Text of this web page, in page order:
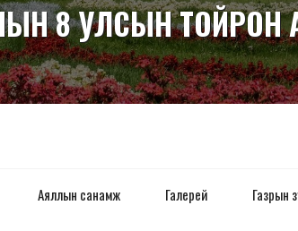
8 УЛСЫН ТОЙРОН
Аяллын санамж Галерей
Газрын